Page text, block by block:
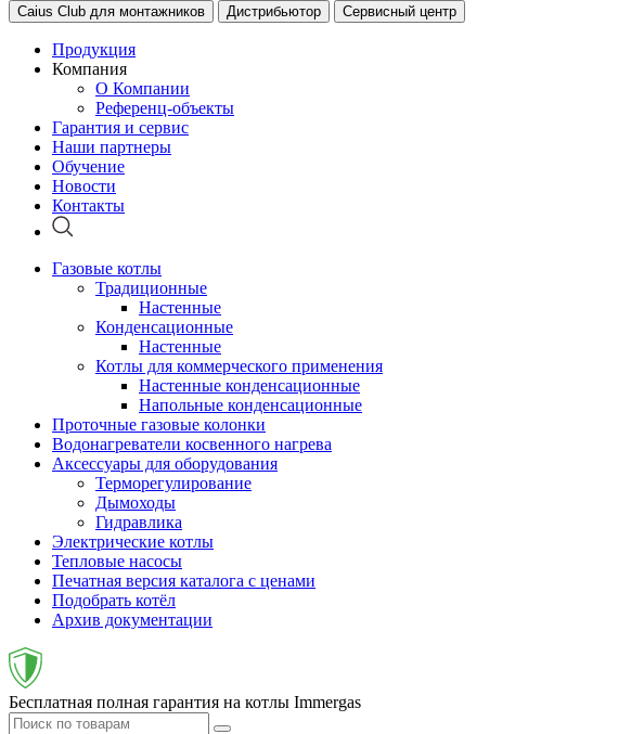
Caius Club для монтажников Дистрибьютор Сервисный центр
Продукция
Компания
О Компании
Референц-объекты
Гарантия и сервис
Наши партнеры
Обучение
Новости
Контакты
Газовые котлы
Традиционные
Настенные
Конденсационные
Настенные
Котлы для коммерческого применения
Настенные конденсационные
Напольные конденсационные
Проточные газовые колонки
Водонагреватели косвенного нагрева
Аксессуары для оборудования
Терморегулирование
Дымоходы
Гидравлика
Электрические котлы
Тепловые насосы
Печатная версия каталога с ценами
Подобрать котёл
Архив документации
Бесплатная полная гарантия на котлы Immergas